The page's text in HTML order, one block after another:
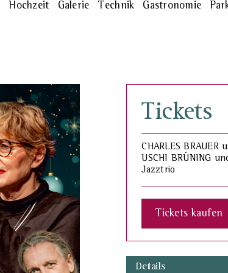
Hochzeit Galerie Technik Gastronomie
Tickets
CHARLES BRAUER
USCHI BRÜNING
Jazztrio
Tickets kaufen
Details